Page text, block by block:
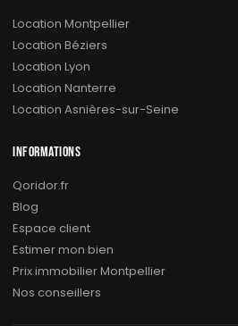
Location Montpellier
Location Béziers
Location Lyon
Location Nanterre
Location Asnières-sur-Seine
INFORMATIONS
Qoridor.fr
Blog
Espace client
Estimer mon bien
Prix immobilier Montpellier
Nos conseillers